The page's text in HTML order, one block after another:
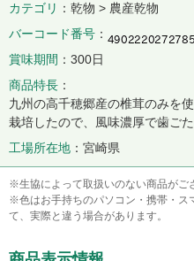
カテゴリ
乾物 > 農産乾物
バーコード番号
賞味期間
300日
商品特長
九州の高千穂郷産の椎茸のみを
栽培したので、風味濃厚で歯ごた
工場所在地
宮崎県
※生協によって取扱いのない商品がご
※色はお手持ちのパソコン・携帯・ス
て、実際と違う場合があります。